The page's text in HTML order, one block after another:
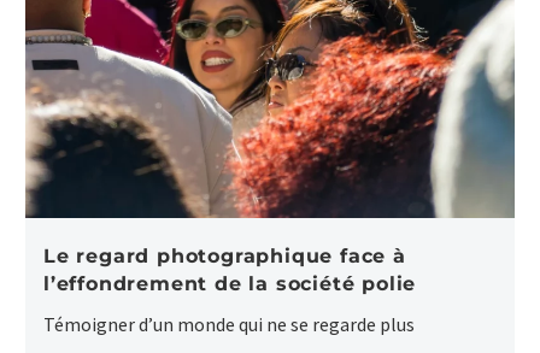
Le regard photographique face à
l’effondrement de la société polie
Témoigner d’un monde qui ne se regarde plus